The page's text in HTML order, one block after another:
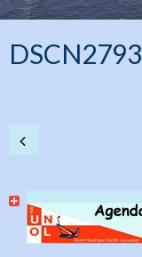
DSCN2793